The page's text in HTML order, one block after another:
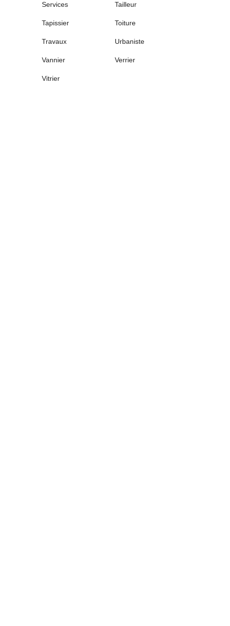
Services Tailleur
Tapissier Toiture
Travaux Urbaniste
Vannier Verrier
Vitrier